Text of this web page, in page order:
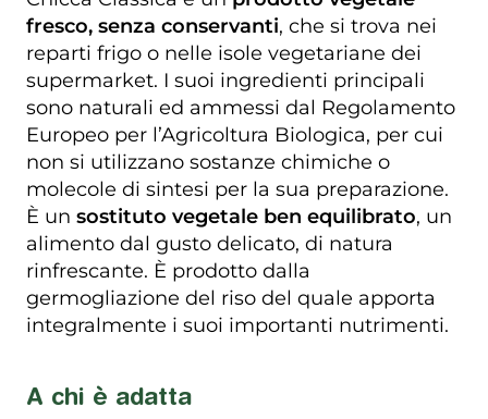
fresco, senza conservanti, che si trova nei
reparti frigo o nelle isole vegetariane dei
supermarket. I suoi ingredienti principali
sono naturali ed ammessi dal Regolamento
Europeo per l’Agricoltura Biologica, per cui
non si utilizzano sostanze chimiche o
molecole di sintesi per la sua preparazione.
È un sostituto vegetale ben equilibrato, un
alimento dal gusto delicato, di natura
rinfrescante. È prodotto dalla
germogliazione del riso del quale apporta
integralmente i suoi importanti nutrimenti.
A chi è adatta